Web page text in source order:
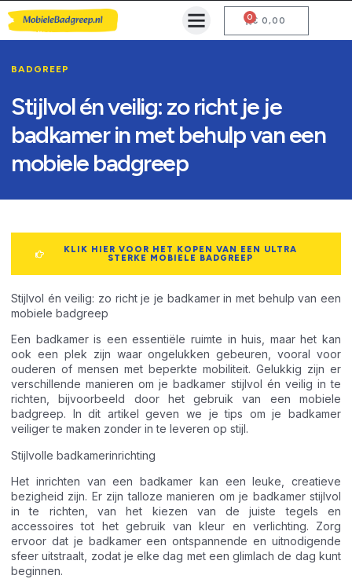
€ 0,00
0
BADGREEP
Stijlvol én veilig: zo richt je je
badkamer in met behulp van een
mobiele badgreep
KLIK HIER VOOR HET KOPEN VAN EEN ULTRA
STERKE MOBIELE BADGREEP
Stijlvol én veilig: zo richt je je badkamer in met behulp van een
mobiele badgreep
Een badkamer is een essentiële ruimte in huis, maar het kan
ook een plek zijn waar ongelukken gebeuren, vooral voor
ouderen of mensen met beperkte mobiliteit. Gelukkig zijn er
verschillende manieren om je badkamer stijlvol én veilig in te
richten, bijvoorbeeld door het gebruik van een mobiele
badgreep. In dit artikel geven we je tips om je badkamer
veiliger te maken zonder in te leveren op stijl.
Stijlvolle badkamerinrichting
Het inrichten van een badkamer kan een leuke, creatieve
bezigheid zijn. Er zijn talloze manieren om je badkamer stijlvol
in te richten, van het kiezen van de juiste tegels en
accessoires tot het gebruik van kleur en verlichting. Zorg
ervoor dat je badkamer een ontspannende en uitnodigende
sfeer uitstraalt, zodat je elke dag met een glimlach de dag kunt
beginnen.